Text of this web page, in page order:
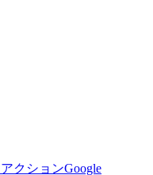
アクションGoogle